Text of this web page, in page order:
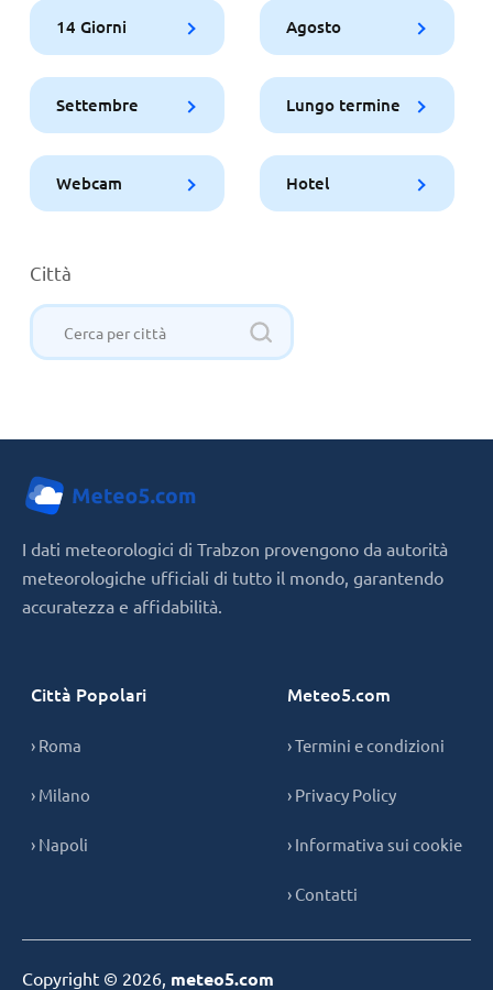
14 Giorni Agosto
Settembre Lungo termine
Webcam Hotel
Città
I dati meteorologici di Trabzon provengono da autorità
meteorologiche ufficiali di tutto il mondo, garantendo
accuratezza e affidabilità.
Città Popolari
› Roma
› Milano
› Napoli
Meteo5.com
› Termini e condizioni
› Privacy Policy
› Informativa sui cookie
› Contatti
Copyright © 2026, meteo5.com